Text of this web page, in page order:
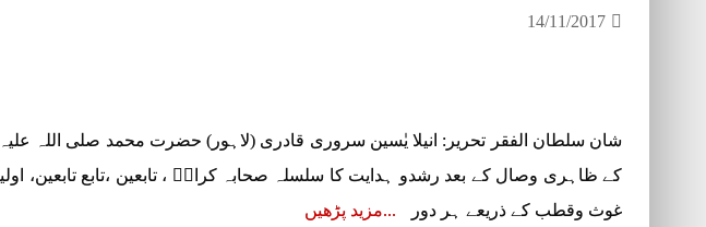
14/11/2017
شان سلطان الفقر تحریر: انیلا یٰسین سروری قادری (لاہور) حضرت محمد صلی اللہ
کے ظاہری وصال کے بعد رشدو ہدایت کا سلسلہ صحابہ کرامؓ ، تابعین ،تابع تابعین،
غوث وقطب کے ذریعے ہر دور
مزید پڑھیں